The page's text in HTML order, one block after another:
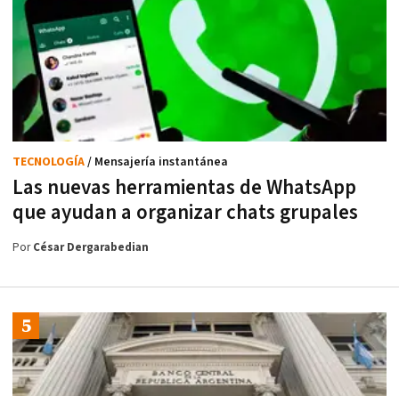
Las nuevas herramientas de WhatsApp
que ayudan a organizar chats grupales
TECNOLOGÍA/ Mensajería instantánea
PorCésar Dergarabedian